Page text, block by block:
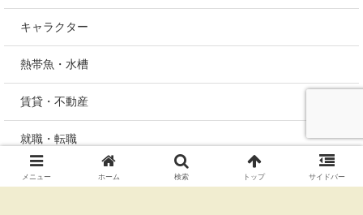
キャラクター
熱帯魚・水槽
賃貸・不動産
就職・転職
未分類
メニュー ホーム 検索 トップ サイドバー